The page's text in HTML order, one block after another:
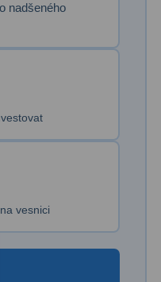
nadšeného
vesnici